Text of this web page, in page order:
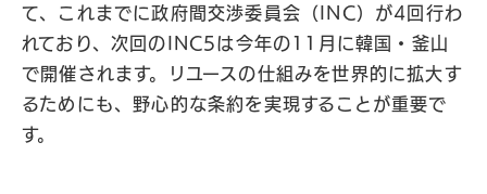
て、これまでに政府間交渉委員会（INC）が4回行わ
れており、次回のINC5は今年の11月に韓国・釜山
で開催されます。リユースの仕組みを世界的に拡大す
るためにも、野心的な条約を実現することが重要で
す。